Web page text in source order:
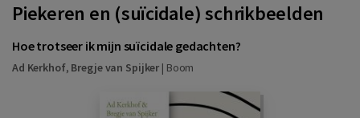
Piekeren en (suïcidale) schrikbeelden
Hoe trotseer ik mijn suïcidale gedachten?
Ad Kerkhof, Bregje van Spijker | Boom